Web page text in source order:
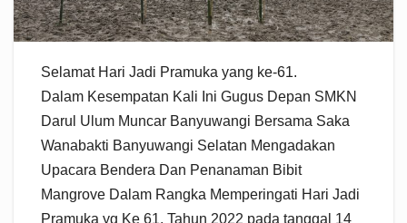
Selamat Hari Jadi Pramuka yang ke-61.
Dalam Kesempatan Kali Ini Gugus Depan SMKN
Darul Ulum Muncar Banyuwangi Bersama Saka
Wanabakti Banyuwangi Selatan Mengadakan
Upacara Bendera Dan Penanaman Bibit
Mangrove Dalam Rangka Memperingati Hari Jadi
Pramuka yg Ke 61, Tahun 2022 pada tanggal 14